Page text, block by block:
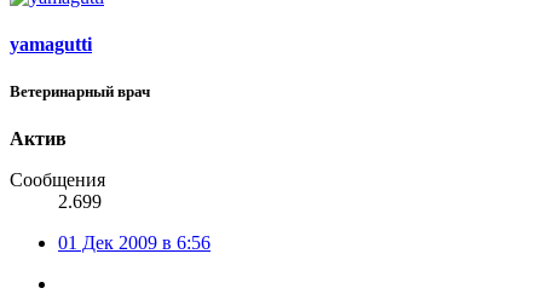
yamagutti
Ветеринарный врач
Актив
Сообщения
2.699
01 Дек 2009 в 6:56